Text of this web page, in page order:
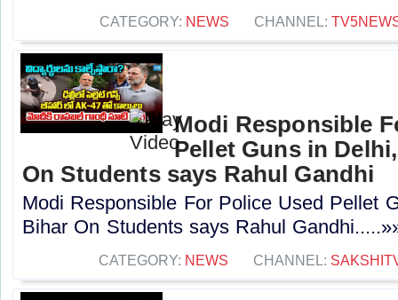
CATEGORY: NEWS CHANNEL:
Modi Responsible
Pellet Guns in
On Students says Rahul Gandhi
Modi Responsible For Police Used Pellet
Bihar On Students says Rahul
CATEGORY: NEWS CHANNEL: